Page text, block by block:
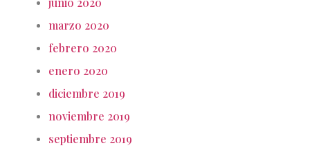
marzo 2020
febrero 2020
enero 2020
diciembre 2019
noviembre 2019
septiembre 2019